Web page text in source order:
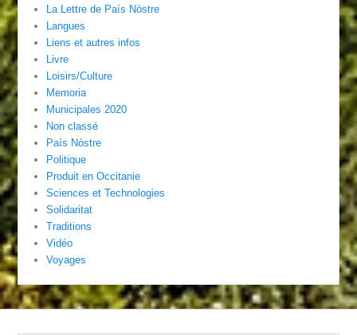
La Lettre de País Nòstre
Langues
Liens et autres infos
Livre
Loisirs/Culture
Memoria
Municipales 2020
Non classé
País Nòstre
Politique
Produit en Occitanie
Sciences et Technologies
Solidaritat
Traditions
Vidéo
Voyages